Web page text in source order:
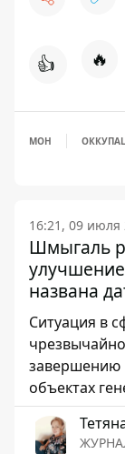
👍 🔥
МОН
16:21, 09 июля
Шмыгаль
улучшение
названа
Ситуация в
завершению
объектах